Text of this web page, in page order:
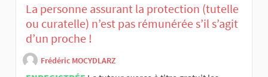
La personne assurant la protection (tutelle
ou curatelle) n’est pas rémunérée s’il s’agit
d’un proche !
Frédéric MOCYDLARZ